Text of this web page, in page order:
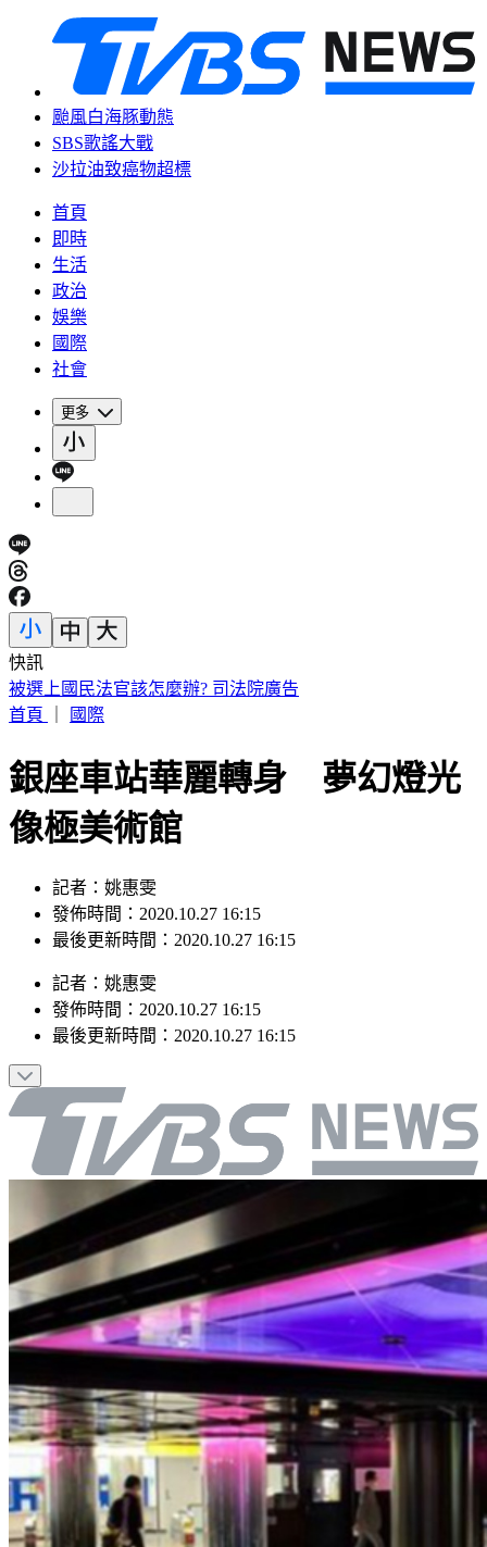
颱風白海豚動態
SBS歌謠大戰
沙拉油致癌物超標
首頁
即時
生活
政治
娛樂
國際
社會
更多
快訊
剛接手2天閃辭董座！宏碁發重訊曝：發現兆基屋管內部管理
缺失
銀座車站華麗轉身 夢幻燈光
像極美術館
記者：姚惠雯
發佈時間：2020.10.27 16:15
記者：姚惠雯
發佈時間：2020.10.27 16:15